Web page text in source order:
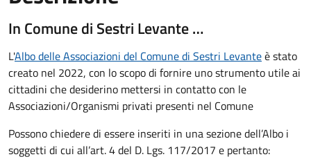
In Comune di Sestri Levante …
L'Albo delle Associazioni del Comune di Sestri Levanteè stato
creato nel 2022, con lo scopo di fornire uno strumento utile ai
cittadini che desiderino mettersi in contatto con le
Associazioni/Organismi privati presenti nel Comune
Possono chiedere di essere inseriti in una sezione dell’Albo i
soggetti di cui all’art. 4 del D. Lgs. 117/2017 e pertanto: